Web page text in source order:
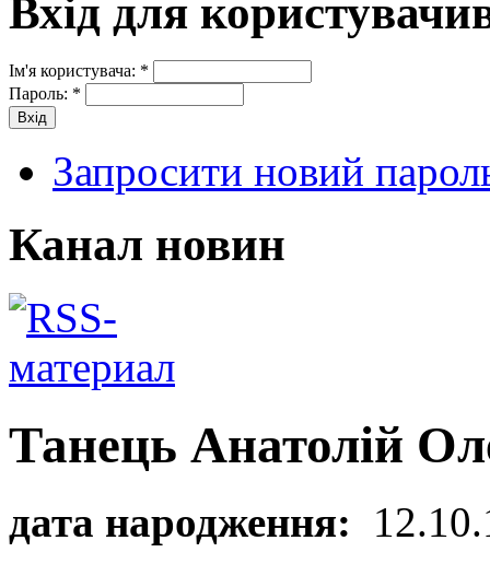
Вхід для
Ім'я користувача: *
Пароль: *
Запросити новий
Канал новин
Танець Анатолій
дата народження: